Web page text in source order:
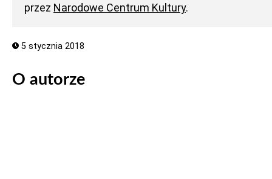
przez Narodowe Centrum Kultury.
5 stycznia 2018
O autorze